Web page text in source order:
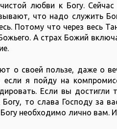
любви к Богу. Сейчас
что надо служить
Потому что через весь
А страх Божий
о своей пользе, даже о
я пойду на
Если вы достигли
то слава Господу за
необходимо лично вам.